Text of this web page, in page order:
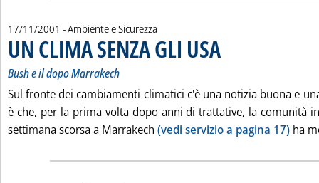
17/11/2001 - Ambiente e Sicurezza
UN CLIMA SENZA GLI USA
Bush e il dopo Marrakech
Sul fronte dei cambiamenti climatici c'è una notizia buona e
è che, per la prima volta dopo anni di trattative, la comunità
settimana scorsa a Marrakech (vedi servizio a pagina 17) ha